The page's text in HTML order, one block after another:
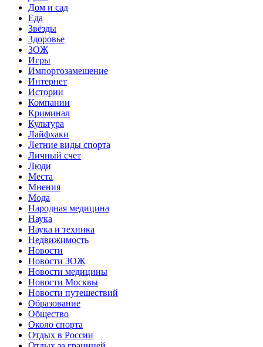
Дом и сад
Еда
Звёзды
Здоровье
ЗОЖ
Игры
Импортозамещение
Интернет
Истории
Компании
Криминал
Культура
Лайфхаки
Летние виды спорта
Личный счет
Люди
Места
Мнения
Мода
Народная медицина
Наука
Наука и техника
Недвижимость
Новости
Новости ЗОЖ
Новости медицины
Новости Москвы
Новости путешествий
Образование
Общество
Около спорта
Отдых в России